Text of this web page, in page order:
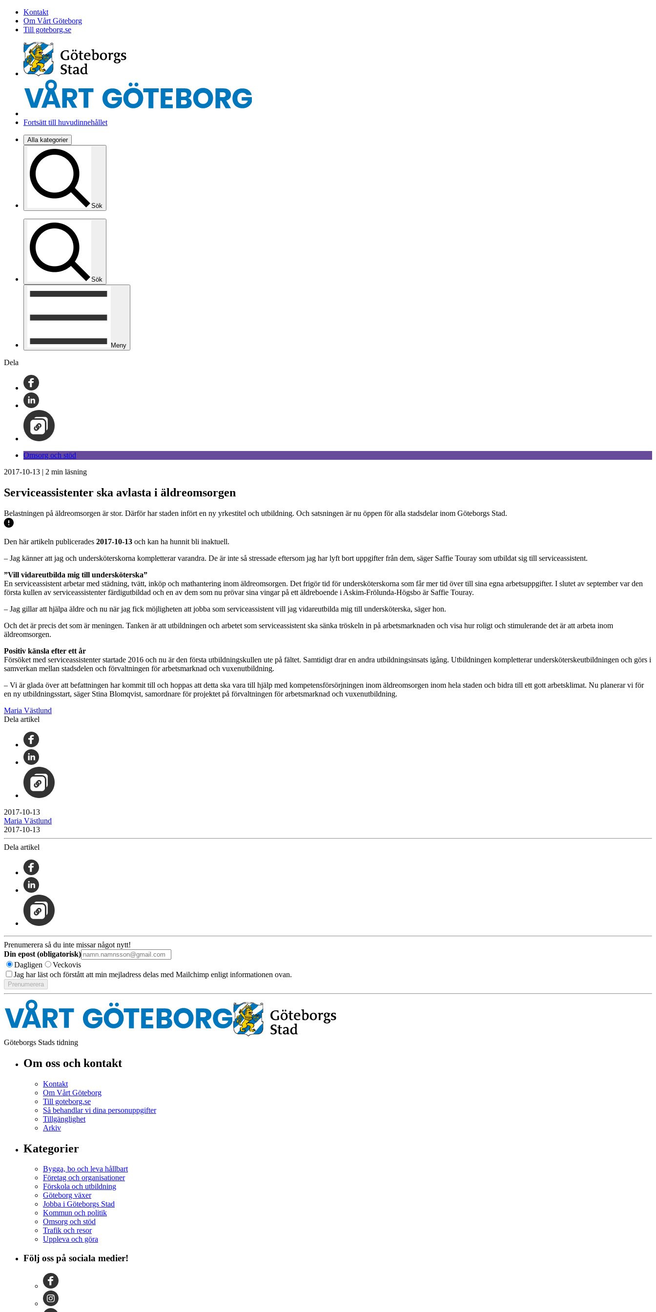
Kontakt
Om Vårt Göteborg
Till goteborg.se
Fortsätt till huvudinnehållet
Alla kategorier
Sök
Sök
Meny
Dela
Omsorg och stöd
2017-10-13 | 2 min läsning
Serviceassistenter ska avlasta i äldreomsorgen
Belastningen på äldreomsorgen är stor. Därför har staden infört en ny yrkestitel och utbildning. Och satsningen är nu öppen för alla stadsdelar inom Göteborgs Stad.
Den här artikeln publicerades 2017-10-13 och kan ha hunnit bli inaktuell.
– Jag känner att jag och undersköterskorna kompletterar varandra. De är inte så stressade eftersom jag har lyft bort uppgifter från dem, säger Saffie Touray som utbildat sig till serviceassistent.
”Vill vidareutbilda mig till undersköterska”
En serviceassistent arbetar med städning, tvätt, inköp och mathantering inom äldreomsorgen. Det frigör tid för undersköterskorna som får mer tid över till sina egna arbetsuppgifter. I slutet av september var den
första kullen av serviceassistenter färdigutbildad och en av dem som nu prövar sina vingar på ett äldreboende i Askim-Frölunda-Högsbo är Saffie Touray.
– Jag gillar att hjälpa äldre och nu när jag fick möjligheten att jobba som serviceassistent vill jag vidareutbilda mig till undersköterska, säger hon.
Och det är precis det som är meningen. Tanken är att utbildningen och arbetet som serviceassistent ska sänka tröskeln in på arbetsmarknaden och visa hur roligt och stimulerande det är att arbeta inom
äldreomsorgen.
Positiv känsla efter ett år
Försöket med serviceassistenter startade 2016 och nu är den första utbildningskullen ute på fältet. Samtidigt drar en andra utbildningsinsats igång. Utbildningen kompletterar undersköterskeutbildningen och görs i
samverkan mellan stadsdelen och förvaltningen för arbetsmarknad och vuxenutbildning.
– Vi är glada över att befattningen har kommit till och hoppas att detta ska vara till hjälp med kompetensförsörjningen inom äldreomsorgen inom hela staden och bidra till ett gott arbetsklimat. Nu planerar vi för
en ny utbildningsstart, säger Stina Blomqvist, samordnare för projektet på förvaltningen för arbetsmarknad och vuxenutbildning.
Maria Västlund
Dela artikel
2017-10-13
Maria Västlund
2017-10-13
Dela artikel
Prenumerera så du inte missar något nytt!
Din epost (obligatorisk)
Dagligen
Veckovis
Jag har läst och förstått att min mejladress delas med Mailchimp enligt informationen ovan.
Göteborgs Stads tidning
Om oss och kontakt
Kontakt
Om Vårt Göteborg
Till goteborg.se
Så behandlar vi dina personuppgifter
Tillgänglighet
Arkiv
Kategorier
Bygga, bo och leva hållbart
Företag och organisationer
Förskola och utbildning
Göteborg växer
Jobba i Göteborgs Stad
Kommun och politik
Omsorg och stöd
Trafik och resor
Uppleva och göra
Följ oss på sociala medier!